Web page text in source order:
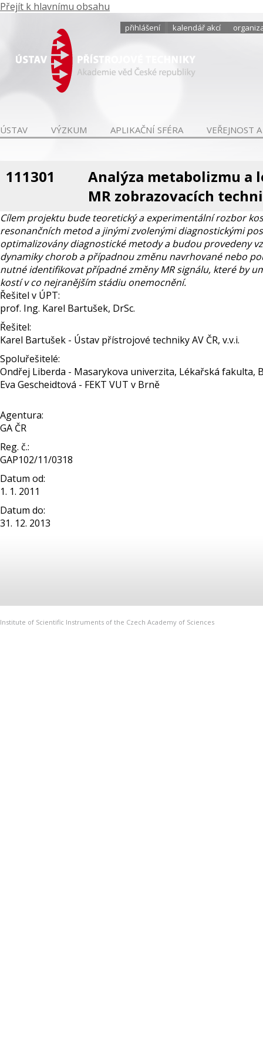
Přejít k hlavnímu obsahu
přihlášení kalendář akcí
ÚSTAV VÝZKUM APLIKAČNÍ SFÉRA VEŘEJNOST
111301
Analýza metabolizmu a
MR zobrazovacích
Cílem projektu bude teoretický a experimentální rozbor
resonančních metod a jinými zvolenými diagnostickými
optimalizovány diagnostické metody a budou provedeny
dynamiky chorob a případnou změnu navrhované nebo
nutné identifikovat případné změny MR signálu, které by
kostí v co nejranějším stádiu onemocnění.
Řešitel v ÚPT:
prof. Ing. Karel Bartušek, DrSc.
Řešitel:
Karel Bartušek - Ústav přístrojové techniky AV ČR, v.v.i.
Spoluřešitelé:
Ondřej Liberda - Masarykova univerzita, Lékařská fakulta,
Eva Gescheidtová - FEKT VUT v Brně
Agentura:
GA ČR
Reg. č.:
GAP102/11/0318
Datum od:
1. 1. 2011
Datum do:
31. 12. 2013
Institute of Scientific Instruments of the Czech Academy of Sciences